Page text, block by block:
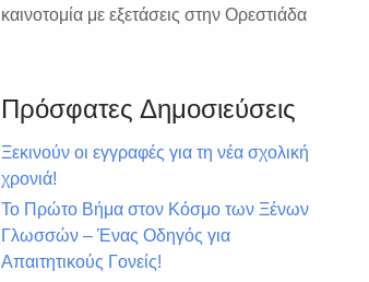
καινοτομία με εξετάσεις στην Ορεστιάδα
Πρόσφατες Δημοσιεύσεις
Ξεκινούν οι εγγραφές για τη νέα σχολική
χρονιά!
Το Πρώτο Βήμα στον Κόσμο των Ξένων
Γλωσσών – Ένας Οδηγός για
Απαιτητικούς Γονείς!